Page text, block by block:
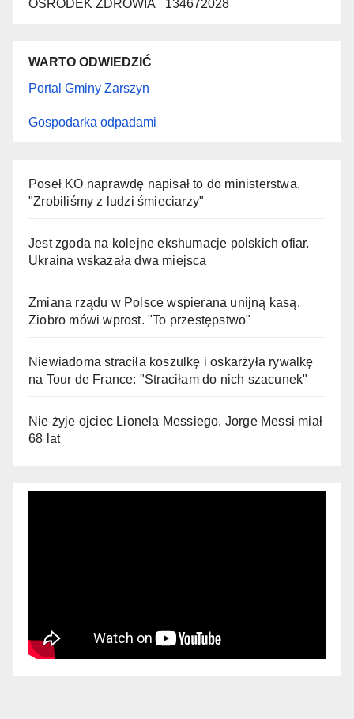
OŚRODEK ZDROWIA 134672028
WARTO ODWIEDZIĆ
Portal Gminy Zarszyn
Gospodarka odpadami
Poseł KO naprawdę napisał to do ministerstwa.
"Zrobiliśmy z ludzi śmieciarzy"
Jest zgoda na kolejne ekshumacje polskich ofiar.
Ukraina wskazała dwa miejsca
Zmiana rządu w Polsce wspierana unijną kasą.
Ziobro mówi wprost. "To przestępstwo"
Niewiadoma straciła koszulkę i oskarżyła rywalkę
na Tour de France: "Straciłam do nich szacunek"
Nie żyje ojciec Lionela Messiego. Jorge Messi miał
68 lat